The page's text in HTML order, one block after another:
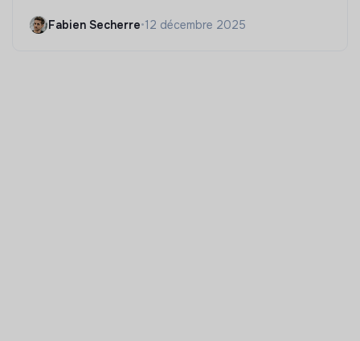
Fabien Secherre•12 décembre 2025